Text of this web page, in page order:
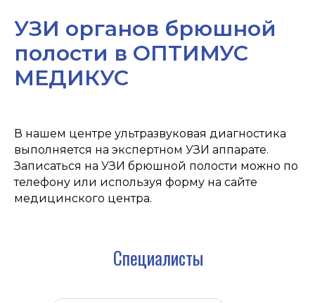
УЗИ органов брюшной
полости в ОПТИМУС
МЕДИКУС
В нашем центре ультразвуковая диагностика
выполняется на экспертном УЗИ аппарате.
Записаться на УЗИ брюшной полости можно по
телефону или используя форму на сайте
медицинского центра.
Специалисты